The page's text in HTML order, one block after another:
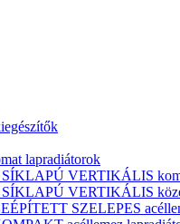
lapradiátorok
VERTIKÁLIS
VERTIKÁLIS
SZELEPES